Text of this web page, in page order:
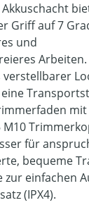
Griff auf 7
und
Arbeiten.
verstellbarer
mit
M10
für
bequeme
zur einfachen
(IPX4).